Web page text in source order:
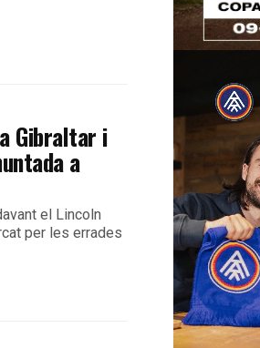
Gibraltar i
a
el Lincoln
per les errades